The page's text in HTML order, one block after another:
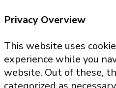
Privacy Overview
This website uses
experience while you
website. Out of these,